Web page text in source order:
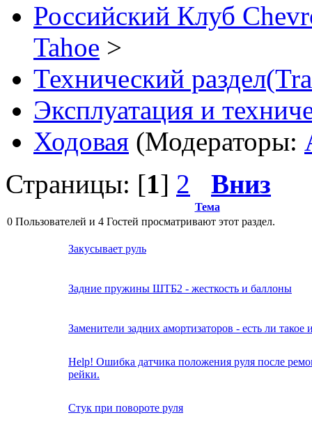
Российский Клуб
Tahoe >
Технический
Эксплуатация и
Ходовая (Модераторы:
Страницы: [1] 2 Вниз
Тема
0 Пользователей и 4 Гостей просматривают этот раздел.
Закусывает руль
Задние пружины ШТБ2 - жесткость и баллоны
Заменители задних амортизаторов - есть ли такое
Help! Ошибка датчика положения руля после
рейки.
Стук при повороте руля